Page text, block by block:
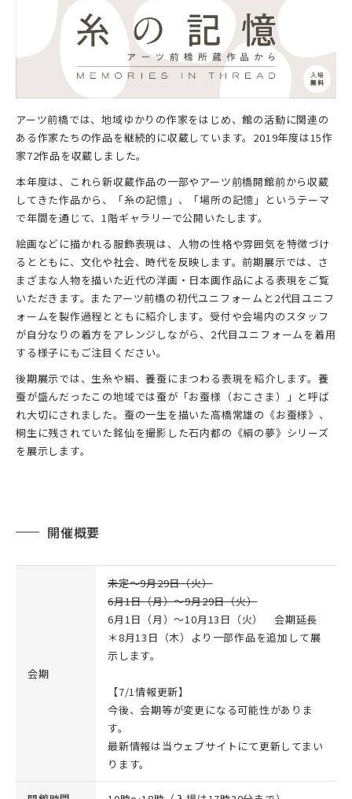
アーツ前橋では、地域ゆかりの作家をはじめ、館の活動に関連の
ある作家たちの作品を継続的に収蔵しています。2019年度は15作
家72作品を収蔵しました。
本年度は、これら新収蔵作品の一部やアーツ前橋開館前から収蔵
してきた作品から、「糸の記憶」、「場所の記憶」というテーマ
で年間を通じて、1階ギャラリーで公開いたします。
絵画などに描かれる服飾表現は、人物の性格や雰囲気を特徴づけ
るとともに、文化や社会、時代を反映します。前期展示では、さ
まざまな人物を描いた近代の洋画・日本画作品による表現をご覧
いただきます。またアーツ前橋の初代ユニフォームと2代目ユニフ
ォームを製作過程とともに紹介します。受付や会場内のスタッフ
が自分なりの着方をアレンジしながら、2代目ユニフォームを着用
する様子にもご注目ください。
後期展示では、生糸や絹、養蚕にまつわる表現を紹介します。養
蚕が盛んだったこの地域では蚕が「お蚕様（おこさま）」と呼ば
れ大切にされました。蚕の一生を描いた高橋常雄の《お蚕様》、
桐生に残されていた銘仙を撮影した石内都の《絹の夢》シリーズ
を展示します。
開催概要
会期
未定～9月29日（火）
6月1日（月）～9月29日（火）
6月1日（月）～10月13日（火） 会期延長
＊8月13日（木）より一部作品を追加して展
示します。
【7/1情報更新】
今後、会期等が変更になる可能性がありま
す。
最新情報は当ウェブサイトにて更新してまい
ります。